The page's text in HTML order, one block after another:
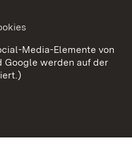
Media-Elemente von
Google werden auf der